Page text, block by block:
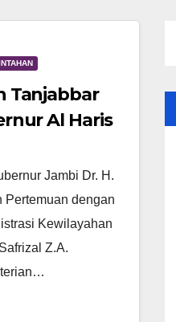
Tanjabbar
Al Haris
Jambi Dr. H.
Pertemuan dengan
Kewilayahan
Z.A.